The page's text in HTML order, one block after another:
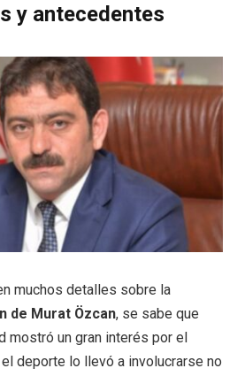
y antecedentes
muchos detalles sobre la
de Murat Özcan, se sabe que
mostró un gran interés por el
deporte lo llevó a involucrarse no